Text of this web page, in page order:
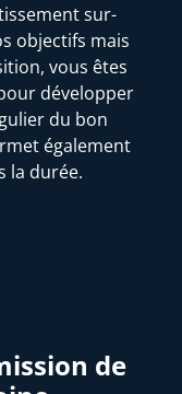
sur-
objectifs mais
vous êtes
développer
du bon
également
la durée.
de